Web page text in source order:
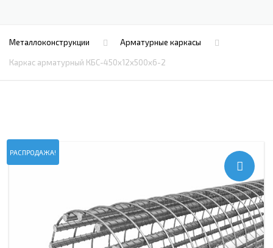
Металлоконструкции Арматурные каркасы
Каркас арматурный КБС-450х12х500х6-2
РАСПРОДАЖА!